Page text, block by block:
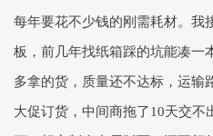
每年要花不少钱的刚需耗材。我
板，前几年找纸箱踩的坑能凑一
多拿的货，质量还不达标，运输
大促订货，中间商拖了10天交不